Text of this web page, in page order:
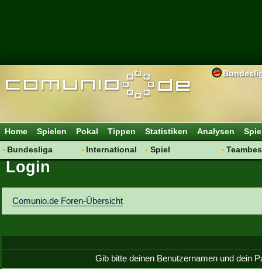
Home Spielen Pokal Tippen Statistiken Analysen
Bundesliga
Hot News
Spielanalyse
Vereinsdiskussion
International
Spiel
Login
Comunio.de Foren-Übersicht
Gib bitte deinen Benutzernamen und dein